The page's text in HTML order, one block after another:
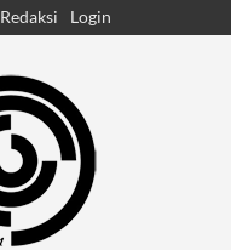
Redaksi Login